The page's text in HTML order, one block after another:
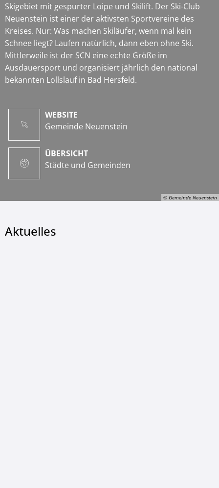
© Gemeinde Neuenstein
Skigebiet mit gespurter Loipe und Skilift. Der Ski-Club
Neuenstein ist einer der aktivsten Sportvereine des
Kreises. Nur: Was machen Skiläufer, wenn mal kein
Schnee liegt? Laufen natürlich, dann eben ohne Ski.
Mittlerweile ist der SCN eine echte Größe im
Ausdauersport und organisiert jährlich den national
bekannten Lollslauf in Bad Hersfeld.
WEBSITE
Gemeinde Neuenstein
ÜBERSICHT
Städte und Gemeinden
Aktuelles